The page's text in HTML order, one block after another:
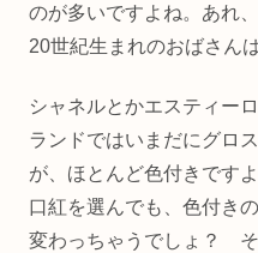
のが多いですよね。あれ
20世紀生まれのおばさん
シャネルとかエスティー
ランドではいまだにグロ
が、ほとんど色付きです
口紅を選んでも、色付き
変わっちゃうでしょ？